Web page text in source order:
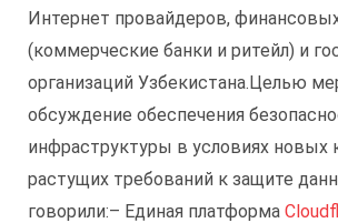
Интернет провайдеров,
(коммерческие банки и ритейл) и
организаций Узбекистана.Целью
обсуждение обеспечения
инфраструктуры в условиях новых
растущих требований к защите
говорили:– Единая платформа